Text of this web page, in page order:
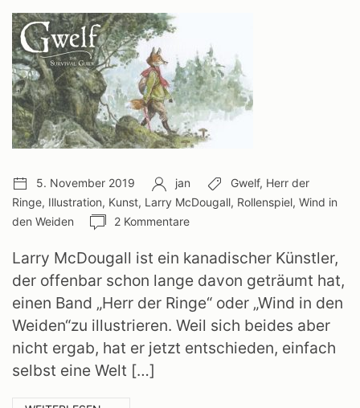
Veröffentlichungsdatum:
5. November 2019 Autor:
jan Schlagwörter:
Gwelf, Herr der
Ringe, Illustration, Kunst, Larry McDougall, Rollenspiel, Wind in
den Weiden
Anzahl
2 Kommentare
Larry McDougall ist ein kanadischer Künstler,
der offenbar schon lange davon geträumt hat,
einen Band „Herr der Ringe“ oder „Wind in den
Weiden“zu illustrieren. Weil sich beides aber
nicht ergab, hat er jetzt entschieden, einfach
selbst eine Welt […]